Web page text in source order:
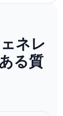
ネレ
る質